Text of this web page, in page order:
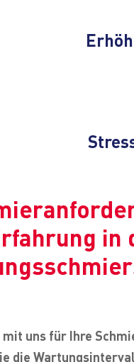
in
mit uns für Ihre
die